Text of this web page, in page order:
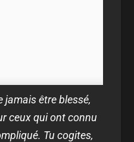
jamais être blessé,
ceux qui ont connu
Tu cogites,